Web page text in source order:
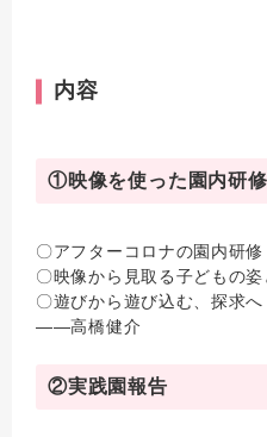
内容
①映像を使った園内研
〇アフターコロナの園内研修
〇映像から見取る子どもの
〇遊びから遊び込む、探求へ
――高橋健介
②実践園報告